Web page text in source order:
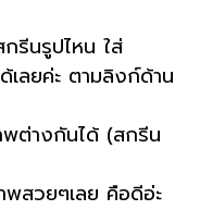
รีนรูปไหน ใส่
เลยค่ะ ตามลิงก์ด้าน
ต่างกันได้ (สกรีน
สวยๆเลย คือดีอ่ะ